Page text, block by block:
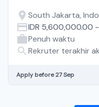
South Jakarta,
IDR 5,600,000.00 -
Penuh waktu
Rekruter terakhir
Apply before 27 Sep